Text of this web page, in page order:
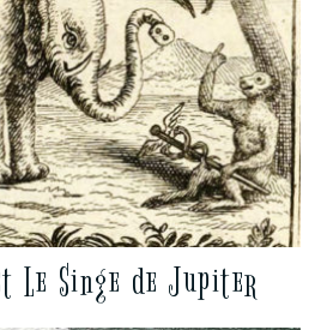
Le Singe de Jupiter